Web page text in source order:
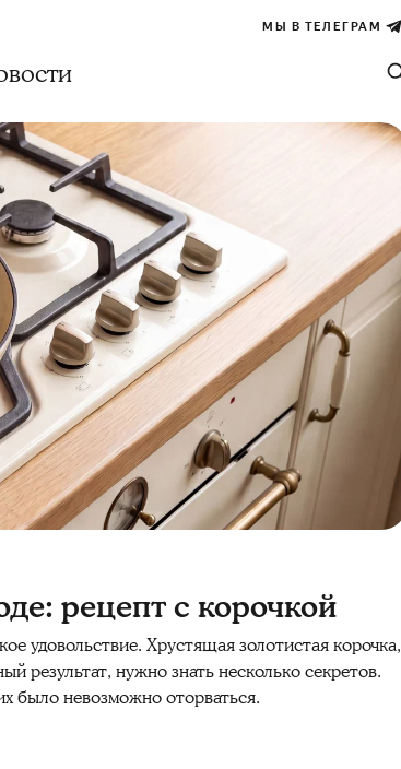
МЫ В ТЕЛЕГРАМ
рецепт с корочкой
удовольствие. Хрустящая золотистая корочка,
результат, нужно знать несколько секретов.
было невозможно оторваться.